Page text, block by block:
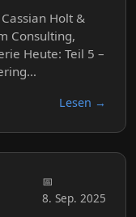
Holt &
Consulting,
Heute: Teil 5 –
Lesen →
8. Sep. 2025